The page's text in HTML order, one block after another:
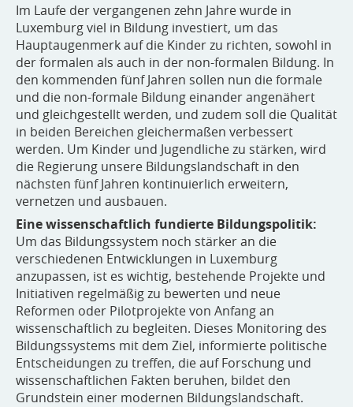
Im Laufe der vergangenen zehn Jahre wurde in
Luxemburg viel in Bildung investiert, um das
Hauptaugenmerk auf die Kinder zu richten, sowohl in
der formalen als auch in der non-formalen Bildung. In
den kommenden fünf Jahren sollen nun die formale
und die non-formale Bildung einander angenähert
und gleichgestellt werden, und zudem soll die Qualität
in beiden Bereichen gleichermaßen verbessert
werden. Um Kinder und Jugendliche zu stärken, wird
die Regierung unsere Bildungslandschaft in den
nächsten fünf Jahren kontinuierlich erweitern,
vernetzen und ausbauen.
Eine wissenschaftlich fundierte Bildungspolitik:
Um das Bildungssystem noch stärker an die
verschiedenen Entwicklungen in Luxemburg
anzupassen, ist es wichtig, bestehende Projekte und
Initiativen regelmäßig zu bewerten und neue
Reformen oder Pilotprojekte von Anfang an
wissenschaftlich zu begleiten. Dieses Monitoring des
Bildungssystems mit dem Ziel, informierte politische
Entscheidungen zu treffen, die auf Forschung und
wissenschaftlichen Fakten beruhen, bildet den
Grundstein einer modernen Bildungslandschaft.